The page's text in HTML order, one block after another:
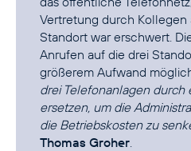
Vertretung durch Kollegen
Standort war erschwert.
Anrufen auf die drei
größerem Aufwand
drei Telefonanlagen durch
ersetzen, um die
die Betriebskosten zu
Thomas Groher